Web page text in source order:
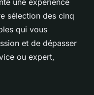
sélection des cinq
qui vous
et de dépasser
ou expert,